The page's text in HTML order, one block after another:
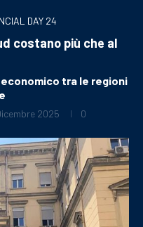
DAY 24
costano più che al
tra le regioni
2025 0